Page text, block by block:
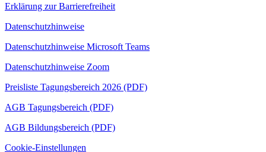
Erklärung zur Barrierefreiheit
Datenschutzhinweise
Datenschutzhinweise Microsoft Teams
Datenschutzhinweise Zoom
Preisliste Tagungsbereich 2026 (PDF)
AGB Tagungsbereich (PDF)
AGB Bildungsbereich (PDF)
Cookie-Einstellungen